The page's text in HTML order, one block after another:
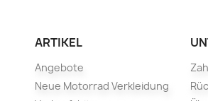
ARTIKEL
Angebote
Neue Motorrad Verkleidung